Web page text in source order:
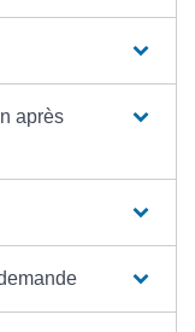
après